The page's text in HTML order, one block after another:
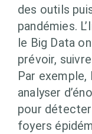
des outils
pandémies.
le Big Data
prévoir,
Par exemple,
analyser
pour
foyers